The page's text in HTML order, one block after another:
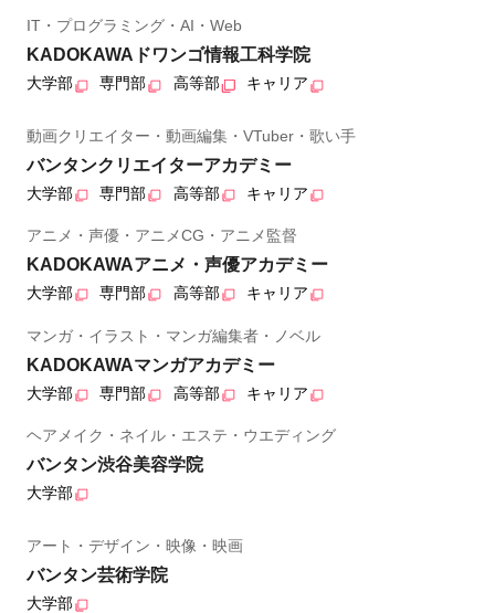
IT・プログラミング・AI・Web
KADOKAWAドワンゴ情報工科学院
大学部 専門部 高等部 キャリア
動画クリエイター・動画編集・VTuber・歌い手
バンタンクリエイターアカデミー
大学部 専門部 高等部 キャリア
アニメ・声優・アニメCG・アニメ監督
KADOKAWAアニメ・声優アカデミー
大学部 専門部 高等部 キャリア
マンガ・イラスト・マンガ編集者・ノベル
KADOKAWAマンガアカデミー
大学部 専門部 高等部 キャリア
ヘアメイク・ネイル・エステ・ウエディング
バンタン渋谷美容学院
大学部
アート・デザイン・映像・映画
バンタン芸術学院
大学部